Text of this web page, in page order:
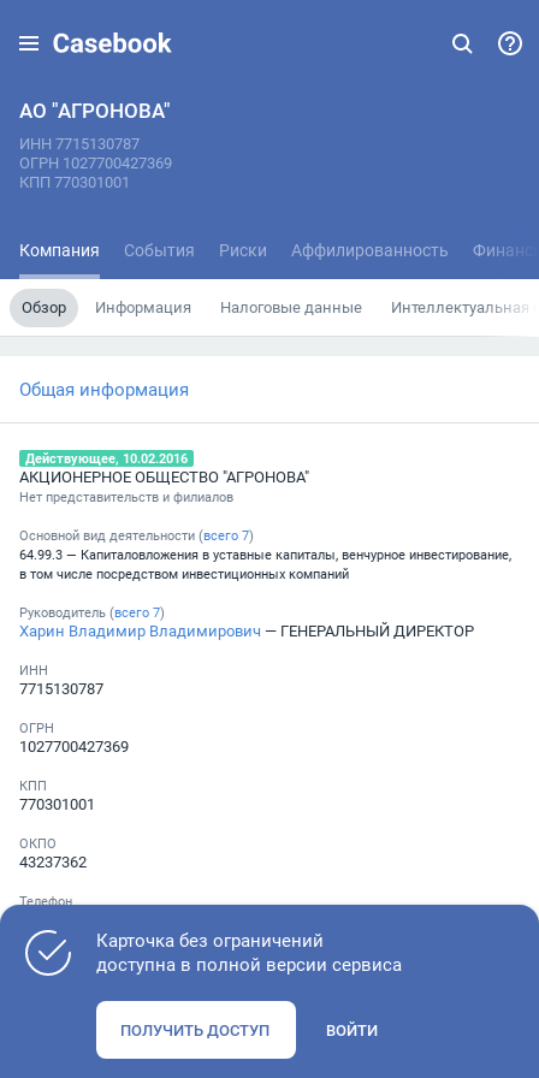
АО "АГРОНОВА"
ИНН 7715130787
ОГРН 1027700427369
КПП 770301001
Компания События Риски Аффилированность
Обзор Информация Налоговые данные Интеллектуальная
Общая информация
Действующее, 10.02.2016
АКЦИОНЕРНОЕ ОБЩЕСТВО "АГРОНОВА"
Нет представительств и филиалов
Основной вид деятельности (всего 7)
64.99.3 — Капиталовложения в уставные капиталы, венчурное инвестирование,
в том числе посредством инвестиционных компаний
Руководитель (всего 7)
Харин Владимир Владимирович — ГЕНЕРАЛЬНЫЙ ДИРЕКТОР
ИНН
7715130787
ОГРН
1027700427369
КПП
770301001
ОКПО
43237362
Телефон
Как оценить состояние компании
Карточка без ограничений
доступна в полной версии сервиса
ПОЛУЧИТЬ ДОСТУП ВОЙТИ